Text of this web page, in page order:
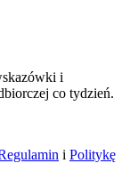
i
co tydzień.
i Politykę